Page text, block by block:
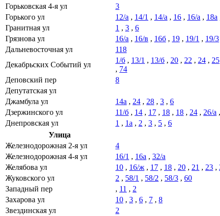
Горьковская 4-я ул
3
Горького ул
12/а , 14/1 , 14/а , 16 , 16/а , 18а
Гранитная ул
1 , 3 , 6
Грязнова ул
16/а , 16/в , 16б , 19 , 19/1 , 19/3
Дальневосточная ул
118
Декабрьских Событий ул
1/б , 13/1 , 13/б , 20 , 22 , 24 , 25
, 74
Деповский пер
8
Депутатская ул
Джамбула ул
14а , 24 , 28 , 3 , 6
Дзержинского ул
11/б , 14 , 17 , 18 , 18 , 24 , 26/а
Днепровская ул
1 , 1а , 2 , 3 , 5 , 6
Улица
Железнодорожная 2-я ул
4
Железнодорожная 4-я ул
16/1 , 16а , 32/а
Желябова ул
10 , 16/ж , 17 , 18 , 20 , 21 , 23 ,
Жуковского ул
2 , 58/1 , 58/2 , 58/3 , 60
Западный пер
, 11 , 2
Захарова ул
10 , 3 , 6 , 7 , 8
Звездинская ул
2